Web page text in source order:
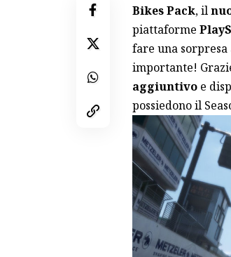
Bikes Pack, il
piattaforme
fare una
importante!
aggiuntivoe
possiedono il